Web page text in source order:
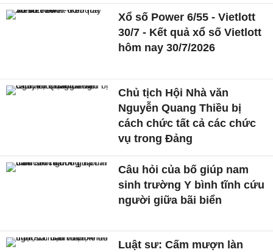
Xổ số Power 6/55 - Vietlott
30/7 - Kết quả xổ số Vietlott
hôm nay 30/7/2026
Chủ tịch Hội Nhà văn
Nguyễn Quang Thiều bị
cách chức tất cả các chức
vụ trong Đảng
Câu hỏi của bố giúp nam
sinh trường Y bình tĩnh cứu
người giữa bãi biển
Luật sư: Cấm mượn làn